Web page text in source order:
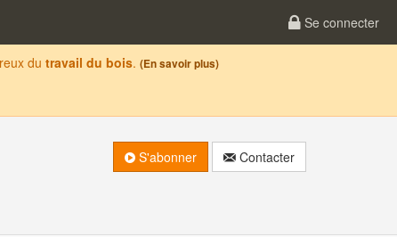
Se connecter
du travail du bois. (En savoir plus)
S'abonner Contacter